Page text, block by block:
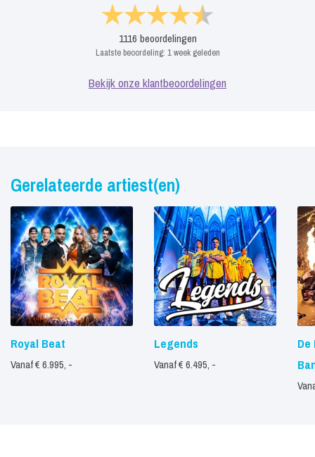
1116 beoordelingen
Laatste beoordeling: 1 week geleden
Bekijk onze klantbeoordelingen
Gerelateerde artiest(en)
Royal Beat
Vanaf € 6.995, -
Legends
Vanaf € 6.495, -
De